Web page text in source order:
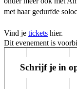
met haar gedurfde
Vind je tickets hier.
Dit evenement is
Schrijf je in